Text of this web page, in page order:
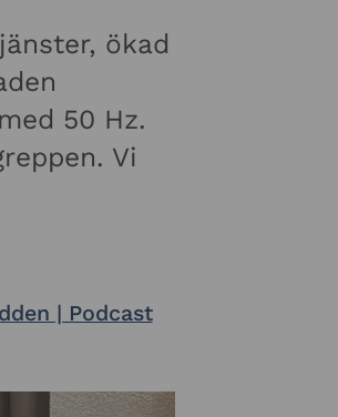
ökad
50 Hz.
Vi
| Podcast